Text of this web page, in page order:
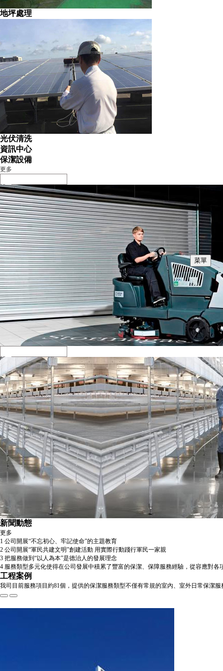
菜單
地坪處理
光伏清洗
資訊中心
保潔設備
更多
01駕駛式清掃機
02高壓水槍沖洗
新聞動態
更多
1 公司開展“不忘初心、牢記使命”的主題教育
2 公司開展“軍民共建文明”創建活動 用實際行動踐行軍民一家親
3 把服務做到“以人為本”是德治人的發展理念
4 服務類型多元化使得在公司發展中積累了豐富的保潔、保障服務經驗，從容應對各
工程案例
我司目前服務項目約81個，提供的保潔服務類型不僅有常規的室內、室外日常保潔